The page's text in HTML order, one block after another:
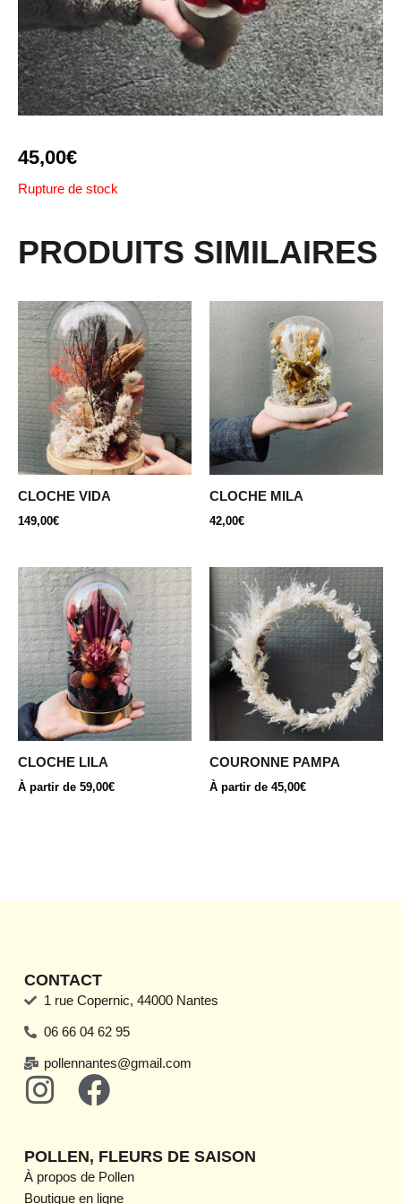
45,00€
Rupture de stock
PRODUITS SIMILAIRES
CLOCHE VIDA
149,00€
CLOCHE MILA
42,00€
CLOCHE LILA
À partir de 59,00€
Ce
produit
a
plusieurs
variations.
Les
options
peuvent
choisies
sur
COURONNE PAMPA
À partir de 45,00€
Ce
produit
plusieurs
variations.
options
choisies
sur
CONTACT
1 rue Copernic, 44000 Nantes
06 66 04 62 95
pollennantes@gmail.com
I
s
t
F
c
e
POLLEN, FLEURS DE SAISON
À propos de Pollen
Boutique en ligne